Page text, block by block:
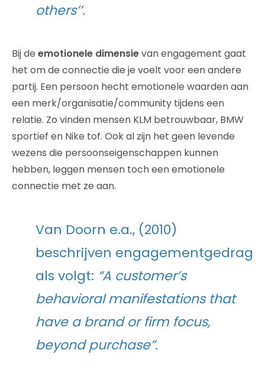
others’’.
Bij de emotionele dimensievan engagement gaat
het om de connectie die je voelt voor een andere
partij. Een persoon hecht emotionele waarden aan
een merk/organisatie/community tijdens een
relatie. Zo vinden mensen KLM betrouwbaar, BMW
sportief en Nike tof. Ook al zijn het geen levende
wezens die persoonseigenschappen kunnen
hebben, leggen mensen toch een emotionele
connectie met ze aan.
Van Doorn e.a., (2010)
beschrijven engagementgedrag
als volgt: “A customer’s
behavioral manifestations that
have a brand or firm focus,
beyond purchase”.